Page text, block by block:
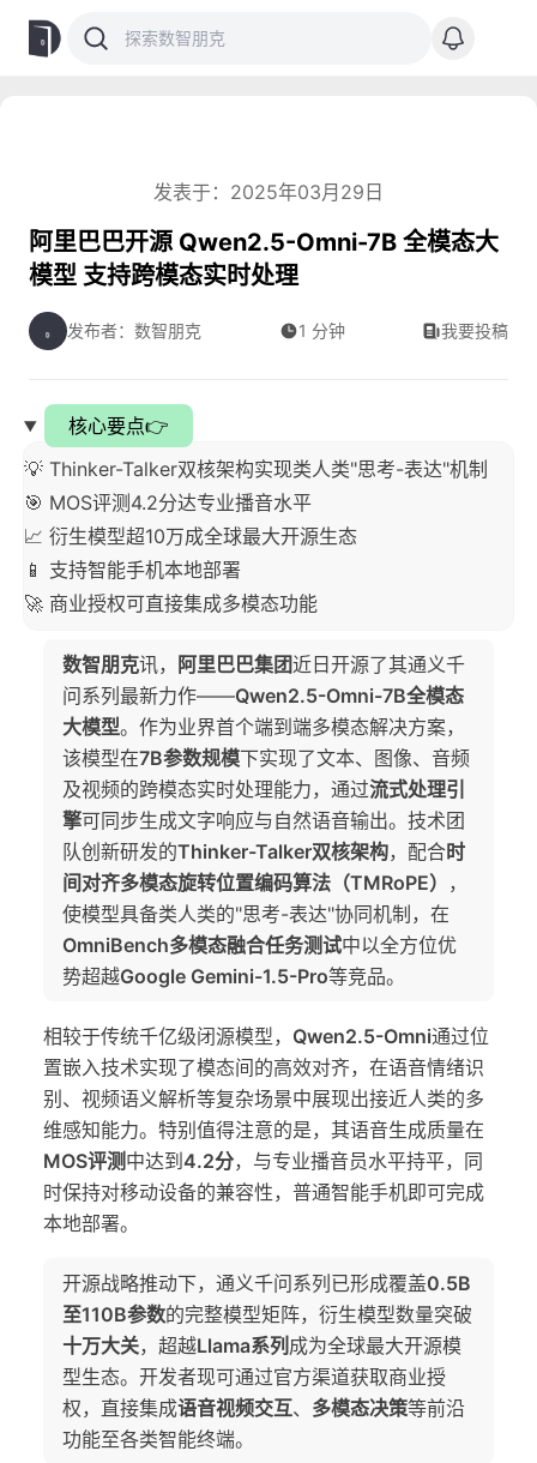
发表于：2025年03月29日
阿里巴巴开源 Qwen2.5-Omni-7B 全模态大
模型 支持跨模态实时处理
发布者：数智朋克 1 分钟 我要投稿
核心要点👉
💡 Thinker-Talker双核架构实现类人类"思考-表达"机制
🎯 MOS评测4.2分达专业播音水平
📈 衍生模型超10万成全球最大开源生态
📱 支持智能手机本地部署
🚀 商业授权可直接集成多模态功能
数智朋克讯， 阿里巴巴集团近日开源了其通义千
问系列最新力作——Qwen2.5-Omni-7B全模态
大模型。作为业界首个端到端多模态解决方案，
该模型在7B参数规模下实现了文本、图像、音频
及视频的跨模态实时处理能力，通过流式处理引
擎可同步生成文字响应与自然语音输出。技术团
队创新研发的Thinker-Talker双核架构，配合时
间对齐多模态旋转位置编码算法（TMRoPE） ，
使模型具备类人类的"思考-表达"协同机制，在
OmniBench多模态融合任务测试中以全方位优
势超越Google Gemini-1.5-Pro等竞品。
相较于传统千亿级闭源模型， Qwen2.5-Omni通过位
置嵌入技术实现了模态间的高效对齐，在语音情绪识
别、视频语义解析等复杂场景中展现出接近人类的多
维感知能力。特别值得注意的是，其语音生成质量在
MOS评测中达到 4.2分，与专业播音员水平持平，同
时保持对移动设备的兼容性，普通智能手机即可完成
本地部署。
开源战略推动下，通义千问系列已形成覆盖0.5B
至110B参数的完整模型矩阵，衍生模型数量突破
十万大关，超越Llama系列 成为全球最大开源模
型生态。开发者现可通过官方渠道获取商业授
权，直接集成语音视频交互、 多模态决策等前沿
功能至各类智能终端。